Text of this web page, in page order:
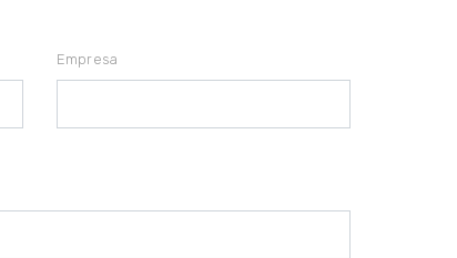
Empresa